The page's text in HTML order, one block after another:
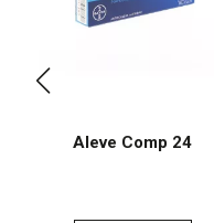
Aleve Comp 24